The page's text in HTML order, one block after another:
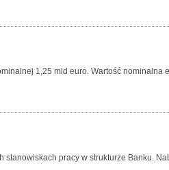
1,25 mld euro. Wartość
pracy w strukturze Banku.